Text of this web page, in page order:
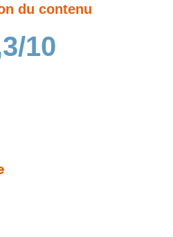
du contenu
10